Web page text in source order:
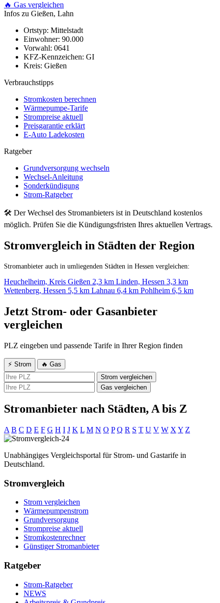
🔥 Gas vergleichen
Infos zu Gießen, Lahn
Ortstyp: Mittelstadt
Einwohner: 90.000
Vorwahl: 0641
KFZ-Kennzeichen: GI
Kreis: Gießen
Verbrauchstipps
Stromkosten berechnen
Wärmepumpe-Tarife
Strompreise aktuell
Preisgarantie erklärt
E-Auto Ladekosten
Ratgeber
Grundversorgung wechseln
Wechsel-Anleitung
Sonderkündigung
Strom-Ratgeber
🛠 Der Wechsel des Stromanbieters ist in Deutschland kostenlos
möglich. Prüfen Sie die Kündigungsfristen Ihres aktuellen Vertrags.
Stromvergleich in Städten der Region
Stromanbieter auch in umliegenden Städten in Hessen vergleichen:
Heuchelheim, Kreis Gießen 2,3 km Linden, Hessen 3,3 km
Wettenberg, Hessen 5,5 km Lahnau 6,4 km Pohlheim 6,5 km
Jetzt Strom- oder Gasanbieter
vergleichen
PLZ eingeben und passende Tarife in Ihrer Region finden
⚡ Strom
🔥 Gas
Strom vergleichen
Gas vergleichen
Stromanbieter nach Städten, A bis Z
A B C D E F G H I J K L M N O P Q R S T U V W X Y Z
Unabhängiges Vergleichsportal für Strom- und Gastarife in
Deutschland.
Stromvergleich
Strom vergleichen
Wärmepumpenstrom
Grundversorgung
Strompreise aktuell
Stromkostenrechner
Günstiger Stromanbieter
Ratgeber
Strom-Ratgeber
NEWS